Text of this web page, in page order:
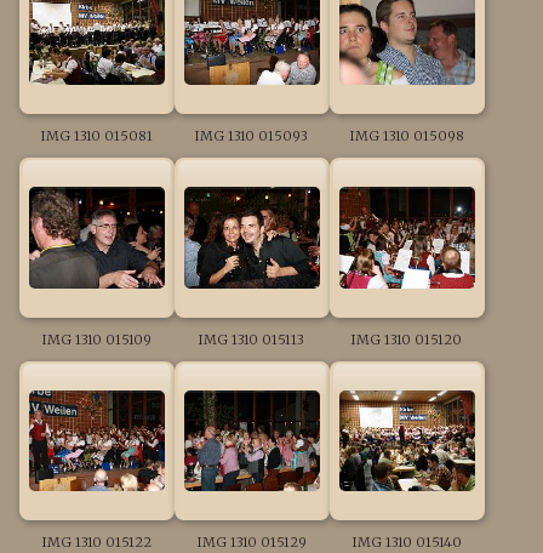
IMG 1310 015081 IMG 1310 015093 IMG 1310 015098
IMG 1310 015109 IMG 1310 015113 IMG 1310 015120
IMG 1310 015122 IMG 1310 015129 IMG 1310 015140